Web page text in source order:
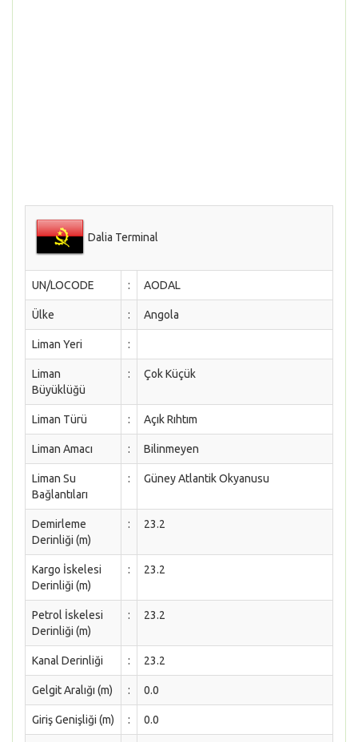
Dalia Terminal
UN/LOCODE : AODAL
Ülke : Angola
Liman Yeri :
Liman
Büyüklüğü
: Çok Küçük
Liman Türü : Açık Rıhtım
Liman Amacı : Bilinmeyen
Liman Su
Bağlantıları
: Güney Atlantik Okyanusu
Demirleme
Derinliği (m)
: 23.2
Kargo İskelesi
Derinliği (m)
: 23.2
Petrol İskelesi
Derinliği (m)
: 23.2
Kanal Derinliği : 23.2
Gelgit Aralığı (m) : 0.0
Giriş Genişliği (m) : 0.0